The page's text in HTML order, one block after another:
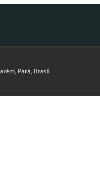
Pará, Brasil